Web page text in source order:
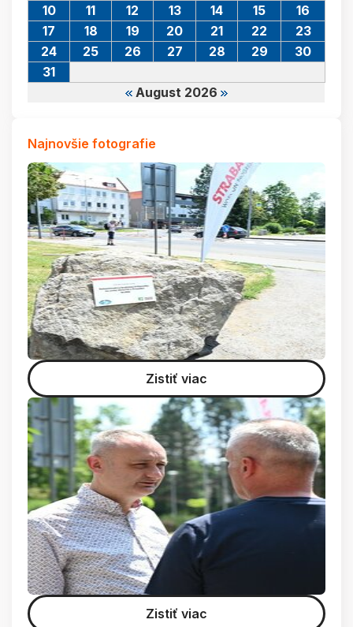
August 2026
10
11 12 13 14 15
16
17
18 19 20 21 22
23
24
25 26 27 28 29
30
31
Najnovšie fotografie
Zistiť viac
Zistiť viac